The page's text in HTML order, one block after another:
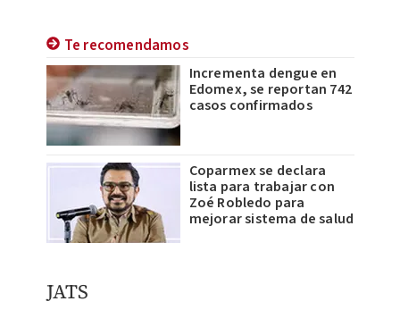
Te recomendamos
Incrementa dengue en
Edomex, se reportan 742
casos confirmados
Coparmex se declara
lista para trabajar con
Zoé Robledo para
mejorar sistema de salud
JATS